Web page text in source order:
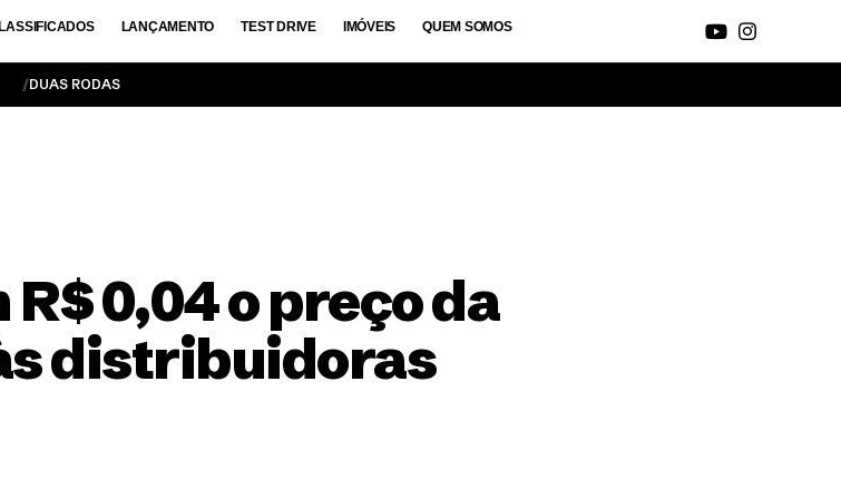
LANÇAMENTO TEST DRIVE IMÓVEIS QUEM SOMOS
DUAS RODAS
0,04 o preço da
distribuidoras